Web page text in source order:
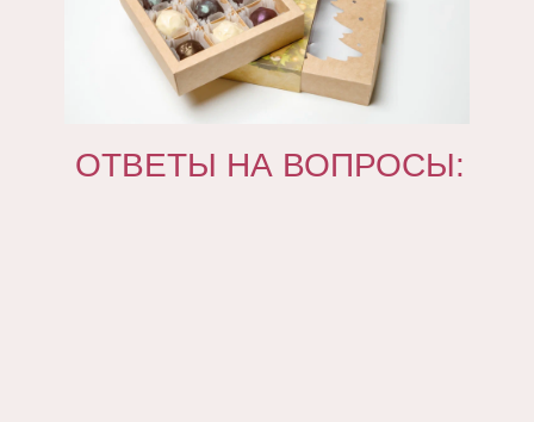
ОТВЕТЫ НА ВОПРОСЫ: